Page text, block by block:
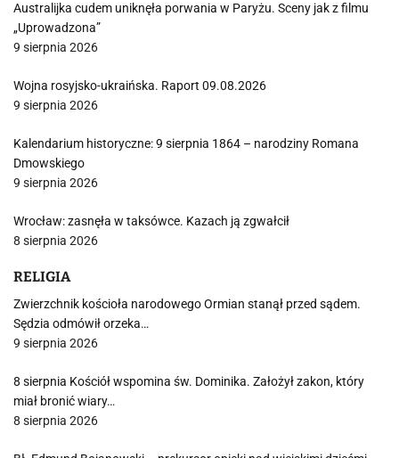
Australijka cudem uniknęła porwania w Paryżu. Sceny jak z filmu
„Uprowadzona”
9 sierpnia 2026
Wojna rosyjsko-ukraińska. Raport 09.08.2026
9 sierpnia 2026
Kalendarium historyczne: 9 sierpnia 1864 – narodziny Romana
Dmowskiego
9 sierpnia 2026
Wrocław: zasnęła w taksówce. Kazach ją zgwałcił
8 sierpnia 2026
RELIGIA
Zwierzchnik kościoła narodowego Ormian stanął przed sądem.
Sędzia odmówił orzeka…
9 sierpnia 2026
8 sierpnia Kościół wspomina św. Dominika. Założył zakon, który
miał bronić wiary…
8 sierpnia 2026